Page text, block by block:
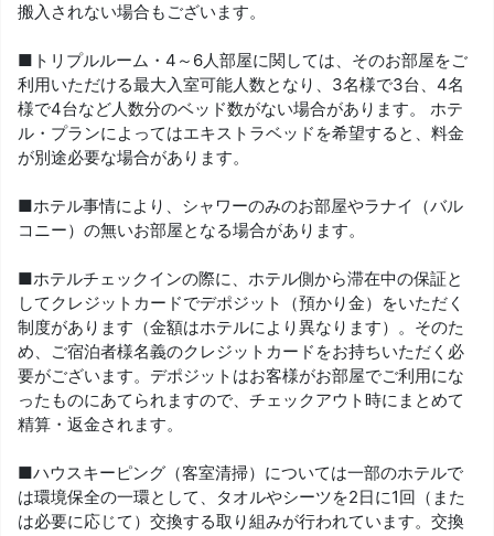
搬入されない場合もございます。
■トリプルルーム・4～6人部屋に関しては、そのお部屋をご
利用いただける最大入室可能人数となり、3名様で3台、4名
様で4台など人数分のベッド数がない場合があります。 ホテ
ル・プランによってはエキストラベッドを希望すると、料金
が別途必要な場合があります。
■ホテル事情により、シャワーのみのお部屋やラナイ（バル
コニー）の無いお部屋となる場合があります。
■ホテルチェックインの際に、ホテル側から滞在中の保証と
してクレジットカードでデポジット（預かり金）をいただく
制度があります（金額はホテルにより異なります）。そのた
め、ご宿泊者様名義のクレジットカードをお持ちいただく必
要がございます。デポジットはお客様がお部屋でご利用にな
ったものにあてられますので、チェックアウト時にまとめて
精算・返金されます。
■ハウスキーピング（客室清掃）については一部のホテルで
は環境保全の一環として、タオルやシーツを2日に1回（また
は必要に応じて）交換する取り組みが行われています。交換